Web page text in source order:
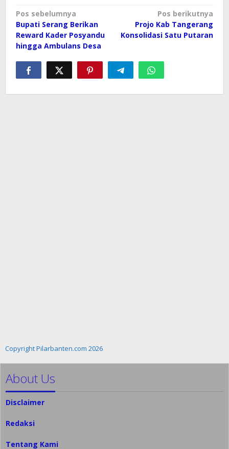
Navigasi
pos
Pos sebelumnya
Bupati Serang Berikan
Reward Kader Posyandu
hingga Ambulans Desa
Pos berikutnya
Projo Kab Tangerang
Konsolidasi Satu Putaran
Copyright Pilarbanten.com 2026
About Us
Disclaimer
Redaksi
Tentang Kami